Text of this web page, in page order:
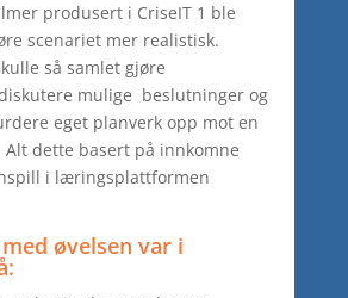
produsert i CriseIT 1 ble
scenariet mer realistisk.
så samlet gjøre
mulige beslutninger og
eget planverk opp mot en
Alt dette basert på innkomne
i læringsplattformen
øvelsen var i